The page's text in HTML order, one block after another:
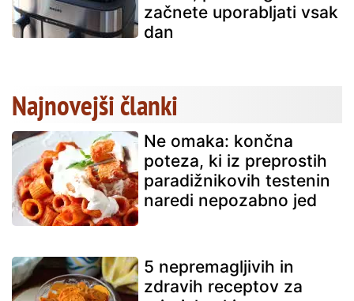
začnete uporabljati vsak
dan
Najnovejši članki
Ne omaka: končna
poteza, ki iz preprostih
paradižnikovih testenin
naredi nepozabno jed
5 nepremagljivih in
zdravih receptov za